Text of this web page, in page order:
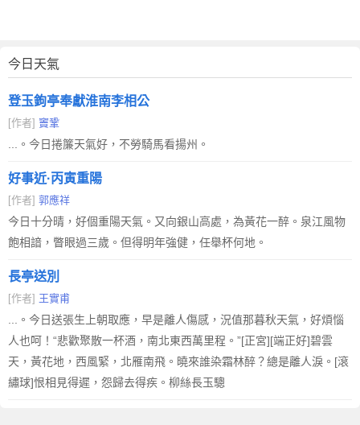
今日天氣
登玉鉤亭奉獻淮南李相公
[作者] 竇鞏
...。今日捲簾天氣好，不勞騎馬看揚州。
好事近·丙寅重陽
[作者] 郭應祥
今日十分晴，好個重陽天氣。又向銀山高處，為黃花一醉。泉江風物
飽相諳，瞥眼過三歲。但得明年強健，任舉杯何地。
長亭送別
[作者] 王實甫
...。今日送張生上朝取應，早是離人傷感，況值那暮秋天氣，好煩惱
人也呵！“悲歡聚散一杯酒，南北東西萬里程。”[正宮][端正好]碧雲
天，黃花地，西風緊，北雁南飛。曉來誰染霜林醉？總是離人淚。[滾
繡球]恨相見得遲，怨歸去得疾。柳絲長玉驄